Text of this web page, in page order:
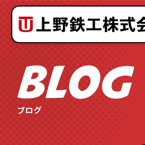
会社案内
理念と歴史
サービス
ブログ